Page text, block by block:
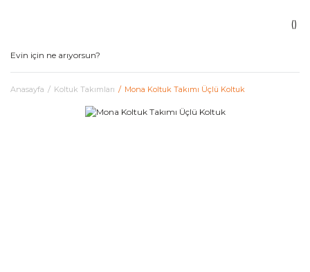
Anasayfa Koltuk Takımları Mona Koltuk Takımı Üçlü Koltuk